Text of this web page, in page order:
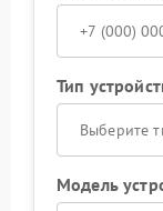
Тип
Выберите
Модель